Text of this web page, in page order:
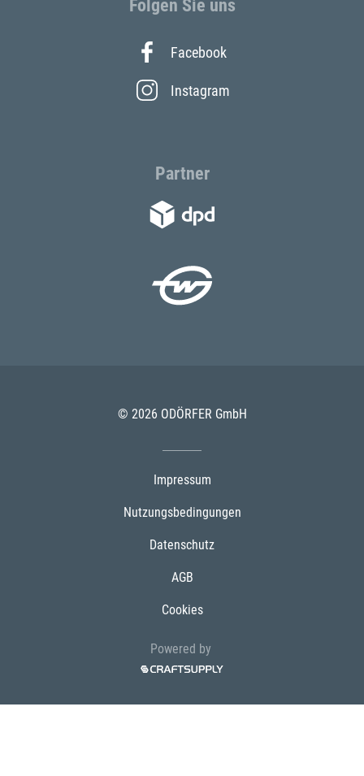
Folgen Sie uns
Facebook
Instagram
Partner
© 2026 ODÖRFER GmbH
Impressum
Nutzungsbedingungen
Datenschutz
AGB
Cookies
Powered by